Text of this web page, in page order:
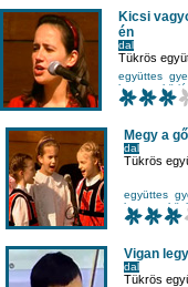
Kicsi
én
dal
Tükrös
együttes
koncert
Megy a
dal
Tükrös
együttes
koncert
Vigan
dal
Tükrös